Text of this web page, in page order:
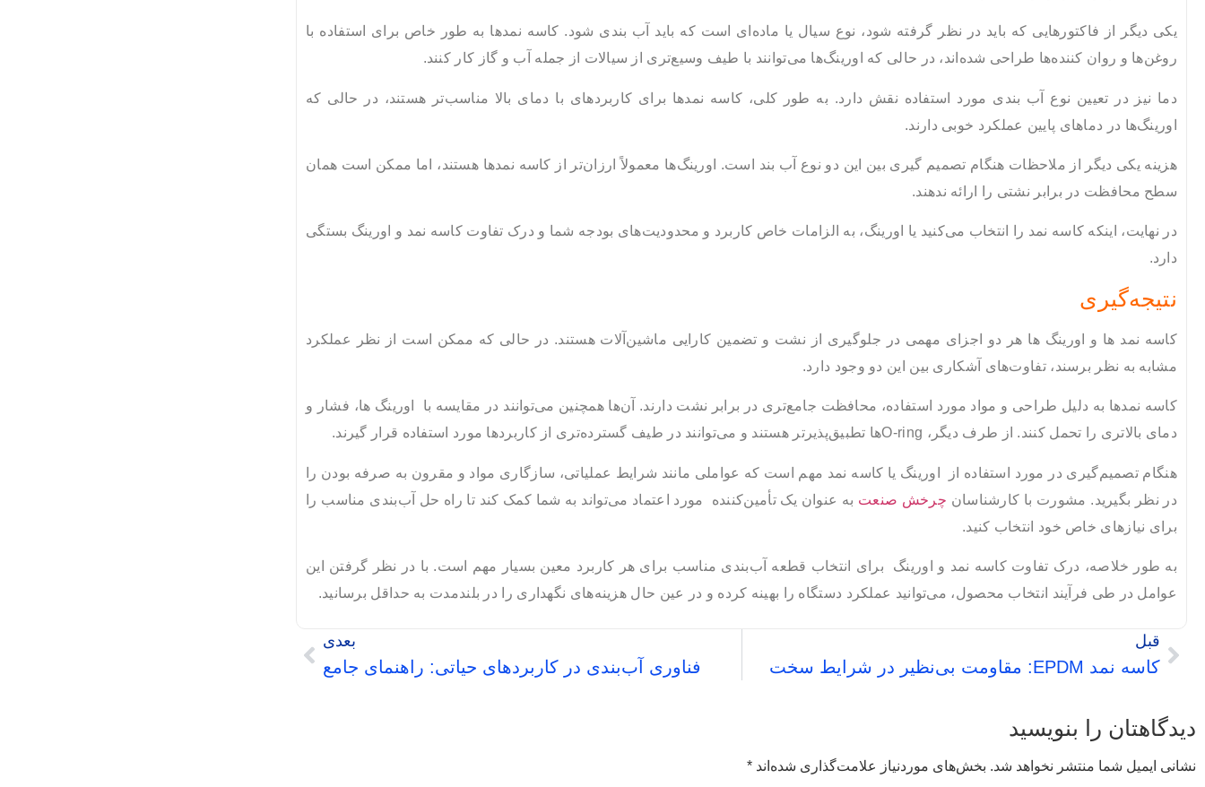
یکی دیگر از فاکتورهایی که باید در نظر گرفته شود، نوع سیال یا ماده‌ای است که باید آب بندی شود. کاسه نمدها به طور خاص برای استفاده با
روغن‌ها و روان کننده‌ها طراحی شده‌اند، در حالی که اورینگ‌ها می‌توانند با طیف وسیع‌تری از سیالات از جمله آب و گاز کار کنند.
دما نیز در تعیین نوع آب بندی مورد استفاده نقش دارد. به طور کلی، کاسه نمدها برای کاربردهای با دمای بالا مناسب‌تر هستند، در حالی که
اورینگ‌ها در دماهای پایین عملکرد خوبی دارند.
هزینه یکی دیگر از ملاحظات هنگام تصمیم گیری بین این دو نوع آب بند است. اورینگ‌ها معمولاً ارزان‌تر از کاسه نمدها هستند، اما ممکن است همان
سطح محافظت در برابر نشتی را ارائه ندهند.
در نهایت، اینکه کاسه نمد را انتخاب می‌کنید یا اورینگ، به الزامات خاص کاربرد و محدودیت‌های بودجه شما و درک تفاوت کاسه نمد و اورینگ بستگی
دارد.
نتیجه‌گیری
کاسه نمد ها و اورینگ ها هر دو اجزای مهمی در جلوگیری از نشت و تضمین کارایی ماشین‌آلات هستند. در حالی که ممکن است از نظر عملکرد
مشابه به نظر برسند، تفاوت‌های آشکاری بین این دو وجود دارد.
کاسه نمدها به دلیل طراحی و مواد مورد استفاده، محافظت جامع‌تری در برابر نشت دارند. آن‌ها همچنین می‌توانند در مقایسه با اورینگ ها، فشار و
دمای بالاتری را تحمل کنند. از طرف دیگر، O-ringها تطبیق‌پذیرتر هستند و می‌توانند در طیف گسترده‌تری از کاربردها مورد استفاده قرار گیرند.
هنگام تصمیم‌گیری در مورد استفاده از اورینگ یا کاسه نمد مهم است که عواملی مانند شرایط عملیاتی، سازگاری مواد و مقرون به صرفه بودن را
در نظر بگیرید. مشورت با کارشناسان چرخش صنعت به عنوان یک تأمین‌کننده مورد اعتماد می‌تواند به شما کمک کند تا راه حل آب‌بندی مناسب را
برای نیازهای خاص خود انتخاب کنید.
به طور خلاصه، درک تفاوت‌ کاسه نمد و اورینگ برای انتخاب قطعه آب‌بندی مناسب برای هر کاربرد معین بسیار مهم است. با در نظر گرفتن این
عوامل در طی فرآیند انتخاب محصول، می‌توانید عملکرد دستگاه را بهینه کرده و در عین حال هزینه‌های نگهداری را در بلندمدت به حداقل برسانید.
قبل
کاسه نمد EPDM: مقاومت بی‌نظیر در شرایط سخت
بعدی
فناوری آب‌بندی در کاربردهای حیاتی: راهنمای جامع
دیدگاهتان را بنویسید
نشانی ایمیل شما منتشر نخواهد شد. بخش‌های موردنیاز علامت‌گذاری شده‌اند *